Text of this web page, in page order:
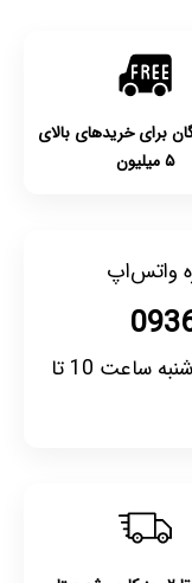
برای خریدهای بالای
۵ میلیون
واتس‌اپ
ساعت کاری شنبه تا پنج شنبه ساعت 10 تا